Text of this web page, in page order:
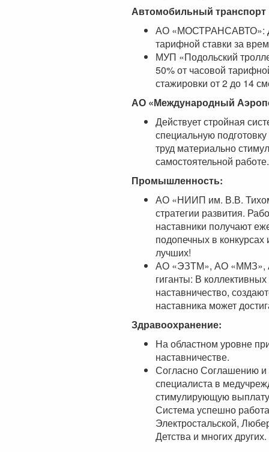
Автомобильный транспорт
АО «МОСТРАНСАВТО»:
тарифной ставки за
МУП «Подольский
50% от часовой
стажировки от 2 до 14
АО «Международный
Действует стройная
специальную
труд материально
самостоятельной работе.
Промышленность:
АО «НИИП им. В.В.
стратегии развития.
наставники получают
подопечных в
лучших!
АО «ЭЗТМ», АО «ММЗ»,
гиганты: В
наставничество,
наставника может
Здравоохранение:
На областном уровне
наставничестве.
Согласно Соглашению и
специалиста в
стимулирующую
Система успешно
Электростальской,
Детства и многих других.